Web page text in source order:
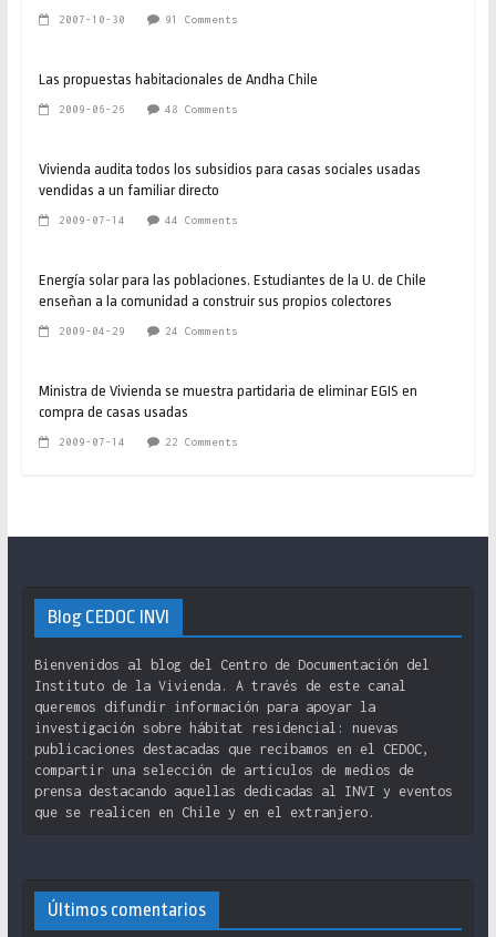
2007-10-30 91 Comments
Las propuestas habitacionales de Andha Chile
2009-06-26 48 Comments
Vivienda audita todos los subsidios para casas sociales usadas
vendidas a un familiar directo
2009-07-14 44 Comments
Energía solar para las poblaciones. Estudiantes de la U. de Chile
enseñan a la comunidad a construir sus propios colectores
2009-04-29 24 Comments
Ministra de Vivienda se muestra partidaria de eliminar EGIS en
compra de casas usadas
2009-07-14 22 Comments
Blog CEDOC INVI
Bienvenidos al blog del Centro de Documentación del
Instituto de la Vivienda. A través de este canal
queremos difundir información para apoyar la
investigación sobre hábitat residencial: nuevas
publicaciones destacadas que recibamos en el CEDOC,
compartir una selección de artículos de medios de
prensa destacando aquellas dedicadas al INVI y eventos
que se realicen en Chile y en el extranjero.
Últimos comentarios